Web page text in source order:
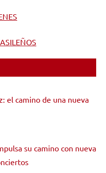
el camino de una nueva
su camino con nueva